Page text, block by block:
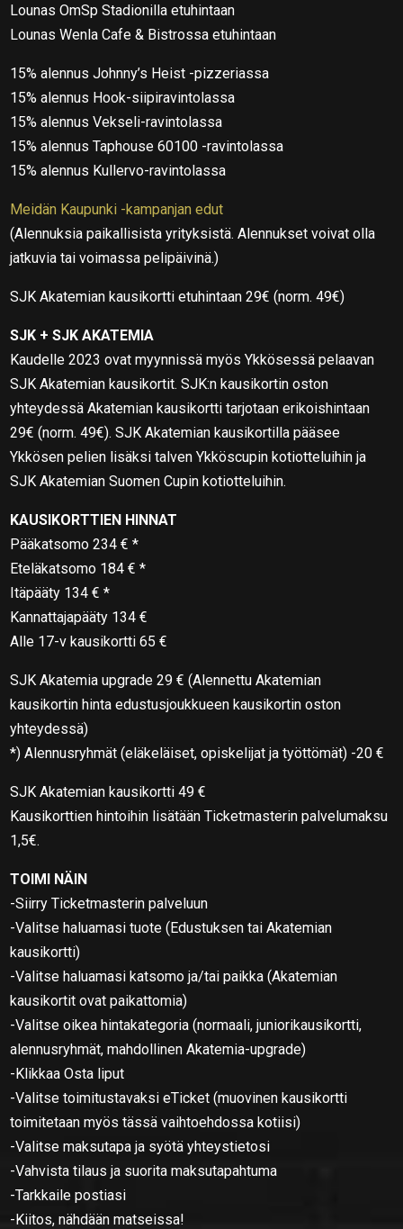
Lounas OmSp Stadionilla etuhintaan
Lounas Wenla Cafe & Bistrossa etuhintaan
15% alennus Johnny’s Heist -pizzeriassa
15% alennus Hook-siipiravintolassa
15% alennus Vekseli-ravintolassa
15% alennus Taphouse 60100 -ravintolassa
15% alennus Kullervo-ravintolassa
Meidän Kaupunki -kampanjan edut
(Alennuksia paikallisista yrityksistä. Alennukset voivat olla
jatkuvia tai voimassa pelipäivinä.)
SJK Akatemian kausikortti etuhintaan 29€ (norm. 49€)
SJK + SJK AKATEMIA
Kaudelle 2023 ovat myynnissä myös Ykkösessä pelaavan
SJK Akatemian kausikortit. SJK:n kausikortin oston
yhteydessä Akatemian kausikortti tarjotaan erikoishintaan
29€ (norm. 49€). SJK Akatemian kausikortilla pääsee
Ykkösen pelien lisäksi talven Ykköscupin kotiotteluihin ja
SJK Akatemian Suomen Cupin kotiotteluihin.
KAUSIKORTTIEN HINNAT
Pääkatsomo 234 € *
Eteläkatsomo 184 € *
Itäpääty 134 € *
Kannattajapääty 134 €
Alle 17-v kausikortti 65 €
SJK Akatemia upgrade 29 € (Alennettu Akatemian
kausikortin hinta edustusjoukkueen kausikortin oston
yhteydessä)
*) Alennusryhmät (eläkeläiset, opiskelijat ja työttömät) -20 €
SJK Akatemian kausikortti 49 €
Kausikorttien hintoihin lisätään Ticketmasterin palvelumaksu
1,5€.
TOIMI NÄIN
-Siirry Ticketmasterin palveluun
-Valitse haluamasi tuote (Edustuksen tai Akatemian
kausikortti)
-Valitse haluamasi katsomo ja/tai paikka (Akatemian
kausikortit ovat paikattomia)
-Valitse oikea hintakategoria (normaali, juniorikausikortti,
alennusryhmät, mahdollinen Akatemia-upgrade)
-Klikkaa Osta liput
-Valitse toimitustavaksi eTicket (muovinen kausikortti
toimitetaan myös tässä vaihtoehdossa kotiisi)
-Valitse maksutapa ja syötä yhteystietosi
-Vahvista tilaus ja suorita maksutapahtuma
-Tarkkaile postiasi
-Kiitos, nähdään matseissa!